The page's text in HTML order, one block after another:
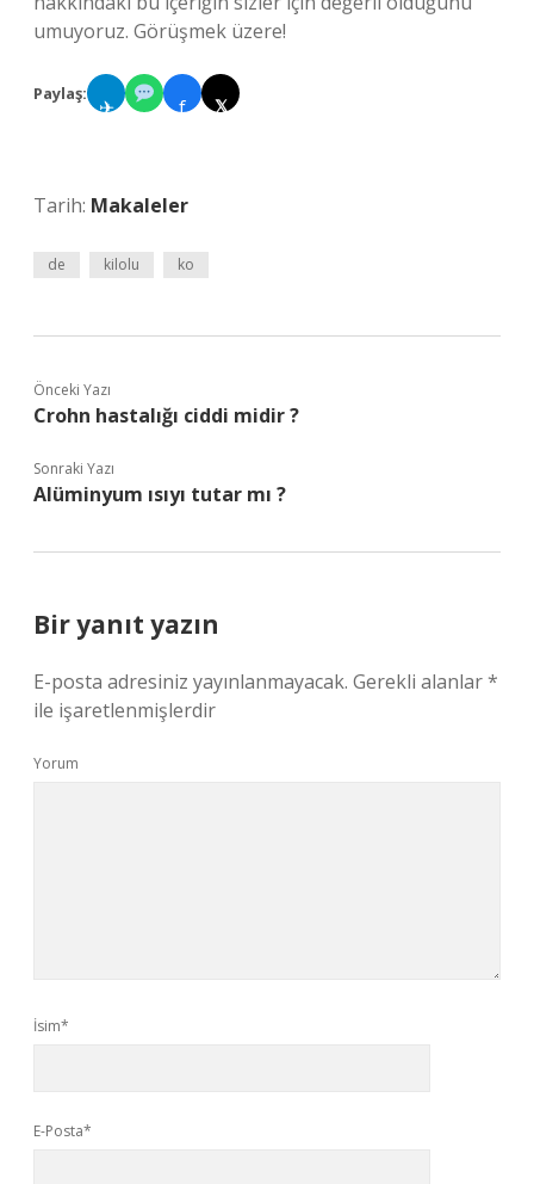
umuyoruz. Görüşmek üzere!
Paylaş:
✈ f 𝕏
Tarih: Makaleler
de kilolu ko
Önceki Yazı
Crohn hastalığı ciddi midir ?
Sonraki Yazı
Alüminyum ısıyı tutar mı ?
Bir yanıt yazın
E-posta adresiniz yayınlanmayacak. Gerekli alanlar*
ile işaretlenmişlerdir
Yorum
İsim*
E-Posta*